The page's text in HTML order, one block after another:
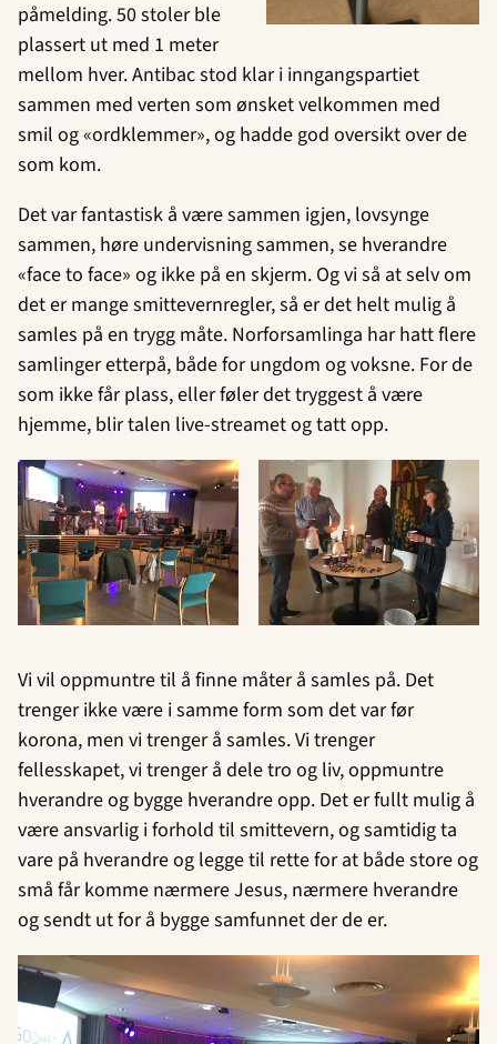
påmelding. 50 stoler ble
plassert ut med 1 meter
mellom hver. Antibac stod klar i inngangspartiet
sammen med verten som ønsket velkommen med
smil og «ordklemmer», og hadde god oversikt over de
som kom.
Det var fantastisk å være sammen igjen, lovsynge
sammen, høre undervisning sammen, se hverandre
«face to face» og ikke på en skjerm. Og vi så at selv om
det er mange smittevernregler, så er det helt mulig å
samles på en trygg måte. Norforsamlinga har hatt flere
samlinger etterpå, både for ungdom og voksne. For de
som ikke får plass, eller føler det tryggest å være
hjemme, blir talen live-streamet og tatt opp.
Vi vil oppmuntre til å finne måter å samles på. Det
trenger ikke være i samme form som det var før
korona, men vi trenger å samles. Vi trenger
fellesskapet, vi trenger å dele tro og liv, oppmuntre
hverandre og bygge hverandre opp. Det er fullt mulig å
være ansvarlig i forhold til smittevern, og samtidig ta
vare på hverandre og legge til rette for at både store og
små får komme nærmere Jesus, nærmere hverandre
og sendt ut for å bygge samfunnet der de er.